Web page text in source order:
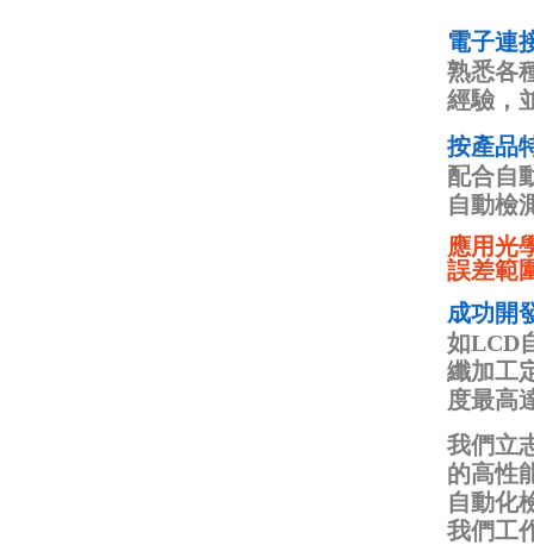
電子連
熟悉各
經驗，
按產品
配合自
自動檢
應用光
誤差範
成功開
如LCD
纖加工
度最高
我們立
的高性
自動化
我們工